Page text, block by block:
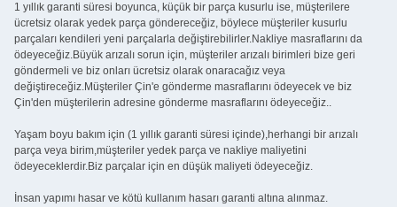
1 yıllık garanti süresi boyunca, küçük bir parça kusurlu ise, müşterilere
ücretsiz olarak yedek parça göndereceğiz, böylece müşteriler kusurlu
parçaları kendileri yeni parçalarla değiştirebilirler.Nakliye masraflarını da
ödeyeceğiz.Büyük arızalı sorun için, müşteriler arızalı birimleri bize geri
göndermeli ve biz onları ücretsiz olarak onaracağız veya
değiştireceğiz.Müşteriler Çin'e gönderme masraflarını ödeyecek ve biz
Çin'den müşterilerin adresine gönderme masraflarını ödeyeceğiz..
Yaşam boyu bakım için (1 yıllık garanti süresi içinde),herhangi bir arızalı
parça veya birim,müşteriler yedek parça ve nakliye maliyetini
ödeyeceklerdir.Biz parçalar için en düşük maliyeti ödeyeceğiz.
İnsan yapımı hasar ve kötü kullanım hasarı garanti altına alınmaz.